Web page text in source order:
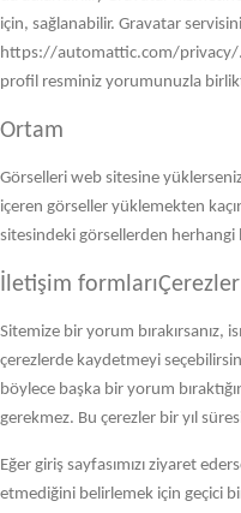
için, sağlanabilir. Gravatar
https://automattic.com/privacy/.
profil resminiz yorumunuzla
Ortam
Görselleri web sitesine
içeren görseller yüklemekten
sitesindeki görsellerden herhangi
İletişim formlarıÇerezler
Sitemize bir yorum bırakırsanız,
çerezlerde kaydetmeyi
böylece başka bir yorum
gerekmez. Bu çerezler bir yıl
Eğer giriş sayfasımızı ziyaret
etmediğini belirlemek için geçici